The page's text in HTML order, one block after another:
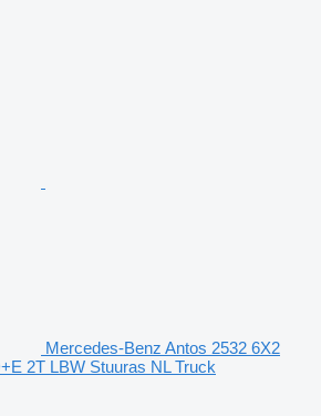
Mercedes-Benz Antos 2532 6X2
2T LBW Stuuras NL Truck